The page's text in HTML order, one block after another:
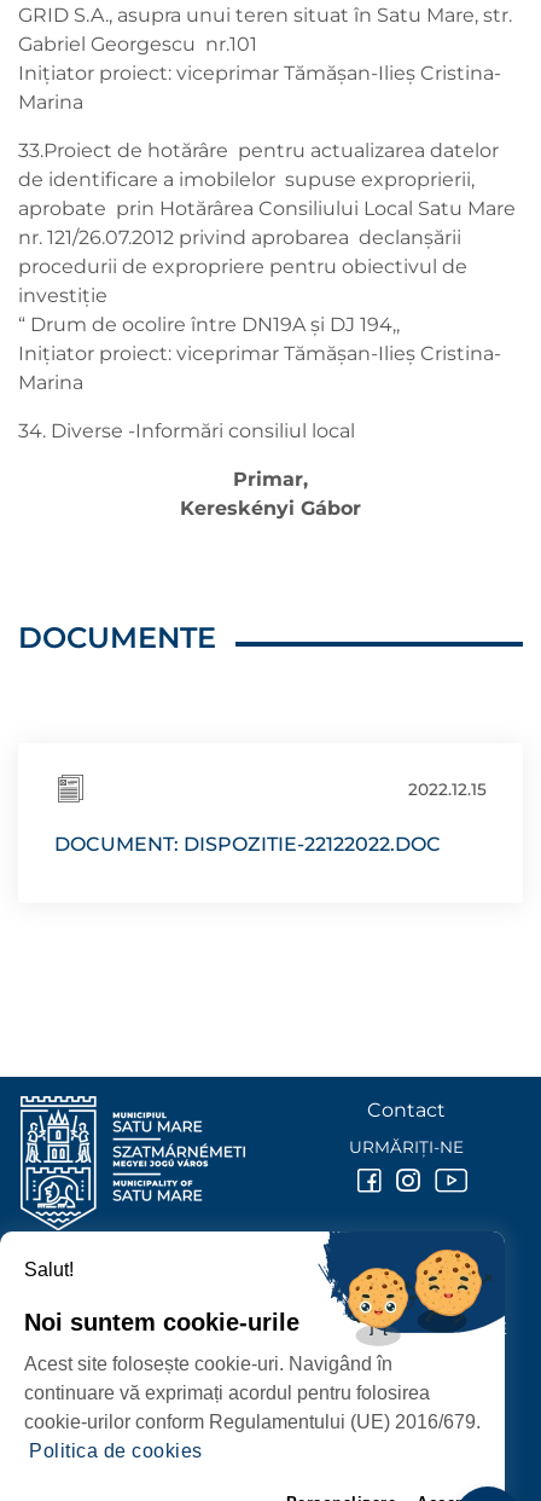
GRID S.A., asupra unui teren situat în Satu Mare, str.
Gabriel Georgescu nr.101
Inițiator proiect: viceprimar Tămășan-Ilieș Cristina-
Marina
33.Proiect de hotărâre pentru actualizarea datelor
de identificare a imobilelor supuse exproprierii,
aprobate prin Hotărârea Consiliului Local Satu Mare
nr. 121/26.07.2012 privind aprobarea declanșării
procedurii de expropriere pentru obiectivul de
investiție
“ Drum de ocolire între DN19A și DJ 194,,
Inițiator proiect: viceprimar Tămășan-Ilieș Cristina-
Marina
34. Diverse -Informări consiliul local
Primar,
Kereskényi Gábor
DOCUMENTE
2022.12.15
DOCUMENT: DISPOZITIE-22122022.DOC
PROTECȚIA DATELOR PERSONALE
PRIMĂRIA MUNICIPIULUI
P-ȚA 25 OCTOMBRIE, NR. 1 CORP M, 440026 SATU MARE
Contact
URMĂRIȚI-NE
Salut!
Noi suntem cookie-urile
Acest site folosește cookie-uri. Navigând în
continuare vă exprimați acordul pentru folosirea
cookie-urilor conform Regulamentului (UE) 2016/679.
Politica de cookies